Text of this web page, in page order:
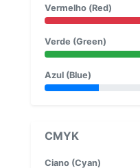
Vermelho (Red)
Verde (Green)
Azul (Blue)
CMYK
Ciano (Cyan)